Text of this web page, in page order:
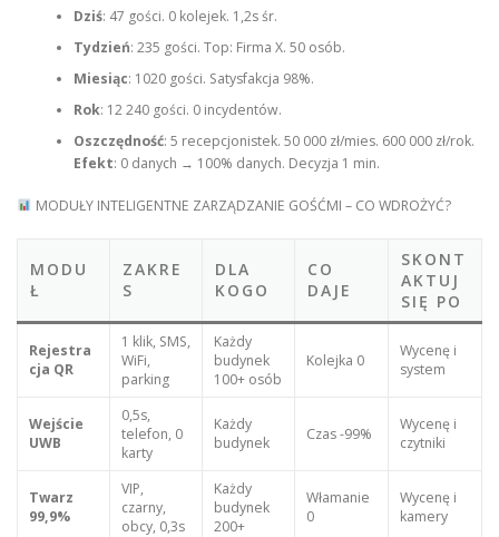
Dziś: 47 gości. 0 kolejek. 1,2s śr.
Tydzień: 235 gości. Top: Firma X. 50 osób.
Miesiąc: 1020 gości. Satysfakcja 98%.
Rok: 12 240 gości. 0 incydentów.
Oszczędność: 5 recepcjonistek. 50 000 zł/mies. 600 000 zł/rok.
Efekt: 0 danych → 100% danych. Decyzja 1 min.
MODUŁY INTELIGENTNE ZARZĄDZANIE GOŚĆMI – CO WDROŻYĆ?
MODU
Ł
ZAKRE
S
DLA
KOGO
CO
DAJE
SKONT
AKTUJ
SIĘ PO
Rejestra
cja QR
1 klik, SMS,
WiFi,
parking
Każdy
budynek
100+ osób
Kolejka 0
Wycenę i
system
Wejście
UWB
0,5s,
telefon, 0
karty
Każdy
budynek
Czas -99%
Wycenę i
czytniki
Twarz
99,9%
VIP,
czarny,
obcy, 0,3s
Każdy
budynek
200+
Włamanie
0
Wycenę i
kamery